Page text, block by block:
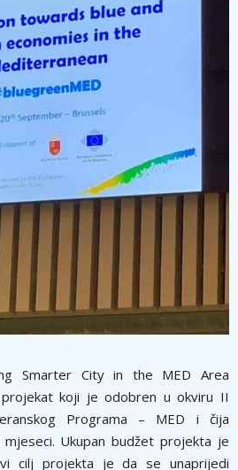
Smarter City in the MED Area
koji je odobren u okviru II
Programa – MED i čija
Ukupan budžet projekta je
cilj projekta je da se unaprijedi